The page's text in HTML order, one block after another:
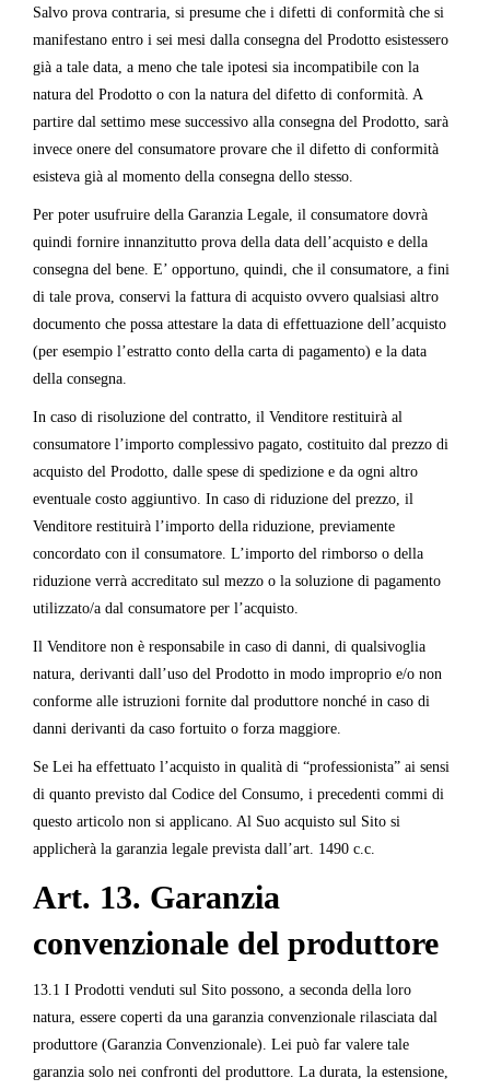
Salvo prova contraria, si presume che i difetti di conformità che si
manifestano entro i sei mesi dalla consegna del Prodotto esistessero
già a tale data, a meno che tale ipotesi sia incompatibile con la
natura del Prodotto o con la natura del difetto di conformità. A
partire dal settimo mese successivo alla consegna del Prodotto, sarà
invece onere del consumatore provare che il difetto di conformità
esisteva già al momento della consegna dello stesso.
Per poter usufruire della Garanzia Legale, il consumatore dovrà
quindi fornire innanzitutto prova della data dell’acquisto e della
consegna del bene. E’ opportuno, quindi, che il consumatore, a fini
di tale prova, conservi la fattura di acquisto ovvero qualsiasi altro
documento che possa attestare la data di effettuazione dell’acquisto
(per esempio l’estratto conto della carta di pagamento) e la data
della consegna.
In caso di risoluzione del contratto, il Venditore restituirà al
consumatore l’importo complessivo pagato, costituito dal prezzo di
acquisto del Prodotto, dalle spese di spedizione e da ogni altro
eventuale costo aggiuntivo. In caso di riduzione del prezzo, il
Venditore restituirà l’importo della riduzione, previamente
concordato con il consumatore. L’importo del rimborso o della
riduzione verrà accreditato sul mezzo o la soluzione di pagamento
utilizzato/a dal consumatore per l’acquisto.
Il Venditore non è responsabile in caso di danni, di qualsivoglia
natura, derivanti dall’uso del Prodotto in modo improprio e/o non
conforme alle istruzioni fornite dal produttore nonché in caso di
danni derivanti da caso fortuito o forza maggiore.
Se Lei ha effettuato l’acquisto in qualità di “professionista” ai sensi
di quanto previsto dal Codice del Consumo, i precedenti commi di
questo articolo non si applicano. Al Suo acquisto sul Sito si
applicherà la garanzia legale prevista dall’art. 1490 c.c.
Art. 13. Garanzia
convenzionale del produttore
13.1 I Prodotti venduti sul Sito possono, a seconda della loro
natura, essere coperti da una garanzia convenzionale rilasciata dal
produttore (Garanzia Convenzionale). Lei può far valere tale
garanzia solo nei confronti del produttore. La durata, la estensione,